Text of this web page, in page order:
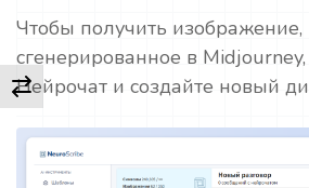
Чтобы получить изображение,
сгенерированное в Midjourney,
Нейрочат и создайте новый